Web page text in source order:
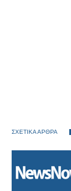
ΣΧΕΤΙΚΑ ΑΡΘΡΑ